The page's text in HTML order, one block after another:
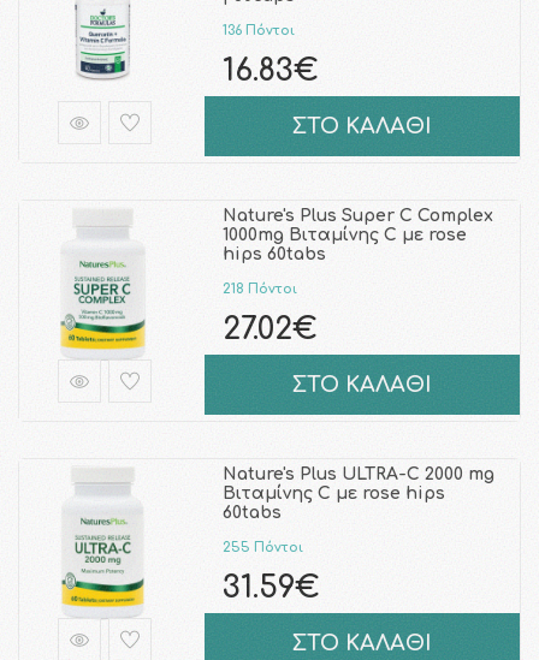
136 Πόντοι
16.83€
ΣΤΟ ΚΑΛΑΘΙ
Nature's Plus Super C Complex
1000mg Βιταμίνης C με rose
hips 60tabs
218 Πόντοι
27.02€
ΣΤΟ ΚΑΛΑΘΙ
Nature's Plus ULTRA-C 2000 mg
Βιταμίνης C με rose hips
60tabs
255 Πόντοι
31.59€
ΣΤΟ ΚΑΛΑΘΙ